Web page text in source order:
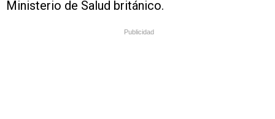
Ministerio de Salud británico.
Publicidad